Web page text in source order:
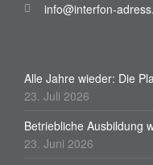
info@interfon-
Alle Jahre wieder: Die
23. Juli 2026
Betriebliche Ausbildung
23. Juni 2026